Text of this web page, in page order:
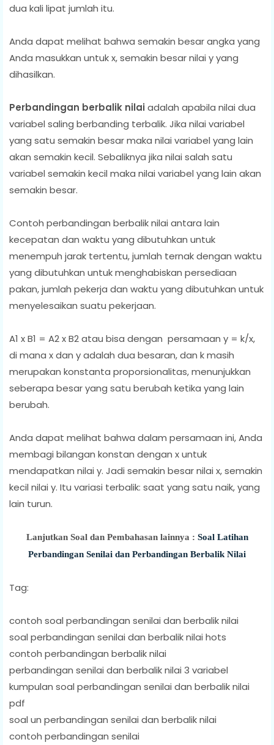
dua kali lipat jumlah itu.
Anda dapat melihat bahwa semakin besar angka yang
Anda masukkan untuk x, semakin besar nilai y yang
dihasilkan.
Perbandingan berbalik nilaiadalah apabila nilai dua
variabel saling berbanding terbalik. Jika nilai variabel
yang satu semakin besar maka nilai variabel yang lain
akan semakin kecil. Sebaliknya jika nilai salah satu
variabel semakin kecil maka nilai variabel yang lain akan
semakin besar.
Contoh perbandingan berbalik nilai antara lain
kecepatan dan waktu yang dibutuhkan untuk
menempuh jarak tertentu, jumlah ternak dengan waktu
yang dibutuhkan untuk menghabiskan persediaan
pakan, jumlah pekerja dan waktu yang dibutuhkan untuk
menyelesaikan suatu pekerjaan.
A1 x B1 = A2 x B2 atau bisa dengan persamaan y = k/x,
di mana x dan y adalah dua besaran, dan k masih
merupakan konstanta proporsionalitas, menunjukkan
seberapa besar yang satu berubah ketika yang lain
berubah.
Anda dapat melihat bahwa dalam persamaan ini, Anda
membagi bilangan konstan dengan x untuk
mendapatkan nilai y. Jadi semakin besar nilai x, semakin
kecil nilai y. Itu variasi terbalik: saat yang satu naik, yang
lain turun.
Lanjutkan Soal dan Pembahasan lainnya : Soal Latihan
Perbandingan Senilai dan Perbandingan Berbalik Nilai
Tag:
contoh soal perbandingan senilai dan berbalik nilai
soal perbandingan senilai dan berbalik nilai hots
contoh perbandingan berbalik nilai
perbandingan senilai dan berbalik nilai 3 variabel
kumpulan soal perbandingan senilai dan berbalik nilai
pdf
soal un perbandingan senilai dan berbalik nilai
contoh perbandingan senilai